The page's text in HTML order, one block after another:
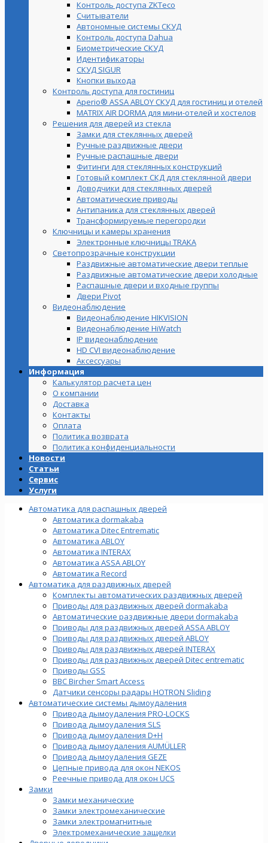
Контроль доступа ZKTeco
Считыватели
Автономные системы СКУД
Контроль доступа Dahua
Биометрические СКУД
Идентификаторы
СКУД SIGUR
Кнопки выхода
Контроль доступа для гостиниц
Aperio® ASSA ABLOY СКУД для гостиниц и отелей
MATRIX AIR DORMA для мини-отелей и хостелов
Решения для дверей из стекла
Замки для стеклянных дверей
Ручные раздвижные двери
Ручные распашные двери
Фитинги для стеклянных конструкций
Готовый комплект СКД для стеклянной двери
Доводчики для стеклянных дверей
Автоматические приводы
Антипаника для стеклянных дверей
Трансформируемые перегородки
Ключницы и камеры хранения
Электронные ключницы TRAKA
Светопрозрачные конструкции
Раздвижные автоматические двери теплые
Раздвижные автоматические двери холодные
Распашные двери и входные группы
Двери Pivot
Видеонаблюдение
Видеонаблюдение HIKVISION
Видеонаблюдение HiWatch
IP видеонаблюдение
HD CVI видеонаблюдение
Аксессуары
Информация
Калькулятор расчета цен
О компании
Доставка
Контакты
Оплата
Политика возврата
Политика конфиденциальности
Новости
Статьи
Сервис
Услуги
Автоматика для распашных дверей
Автоматика dormakaba
Автоматика Ditec Entrematic
Автоматика ABLOY
Автоматика INTERAX
Автоматика ASSA ABLOY
Автоматика Record
Автоматика для раздвижных дверей
Комплекты автоматических раздвижных дверей
Приводы для раздвижных дверей dormakaba
Автоматические раздвижные двери dormakaba
Приводы для раздвижных дверей ASSA ABLOY
Приводы для раздвижных дверей ABLOY
Приводы для раздвижных дверей INTERAX
Приводы для раздвижных дверей Ditec entrematic
Приводы GSS
BBC Bircher Smart Access
Датчики сенсоры радары HOTRON Sliding
Автоматические системы дымоудаления
Привода дымоудаления PRO-LOCKS
Привода дымоудаления SLS
Привода дымоудаления D+H
Привода дымоудаления AUMÜLLER
Привода дымоудаления GEZE
Цепные привода для окон NEKOS
Реечные привода для окон UСS
Замки
Замки механические
Замки электромеханические
Замки электромагнитные
Электромеханические защелки